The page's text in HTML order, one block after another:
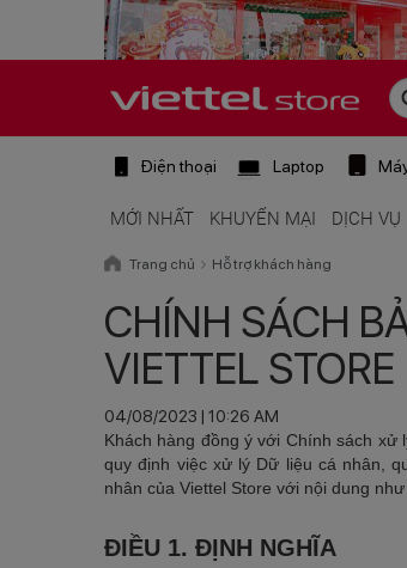
Điện thoại Laptop
MỚI NHẤT KHUYẾN MẠI DỊCH VỤ
Trang chủ Hỗ trợ khách hàng
CHÍNH SÁCH
VIETTEL STORE
04/08/2023 | 10:26 AM
Khách hàng đồng ý với Chính sách xử
quy định việc xử lý Dữ liệu cá nhân,
nhân của Viettel Store với nội dung
ĐIỀU 1. ĐỊNH NGHĨA